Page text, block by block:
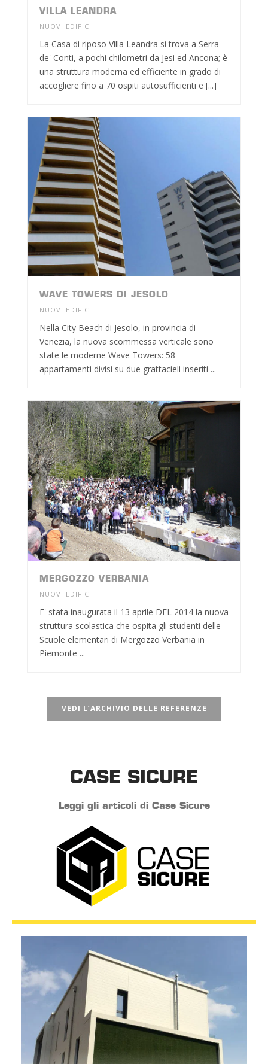
VILLA LEANDRA
NUOVI EDIFICI
La Casa di riposo Villa Leandra si trova a Serra
de' Conti, a pochi chilometri da Jesi ed Ancona; è
una struttura moderna ed efficiente in grado di
accogliere fino a 70 ospiti autosufficienti e [...]
WAVE TOWERS DI JESOLO
NUOVI EDIFICI
Nella City Beach di Jesolo, in provincia di
Venezia, la nuova scommessa verticale sono
state le moderne Wave Towers: 58
appartamenti divisi su due grattacieli inseriti ...
MERGOZZO VERBANIA
NUOVI EDIFICI
E' stata inaugurata il 13 aprile DEL 2014 la nuova
struttura scolastica che ospita gli studenti delle
Scuole elementari di Mergozzo Verbania in
Piemonte ...
VEDI L’ARCHIVIO DELLE REFERENZE
CASE SICURE
Leggi gli articoli di Case Sicure